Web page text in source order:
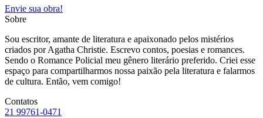
Envie sua obra!
Sobre
Sou escritor, amante de literatura e apaixonado pelos mistérios
criados por Agatha Christie. Escrevo contos, poesias e romances.
Sendo o Romance Policial meu gênero literário preferido. Criei esse
espaço para compartilharmos nossa paixão pela literatura e falarmos
de cultura. Então, vem comigo!
Contatos
21 99761-0471